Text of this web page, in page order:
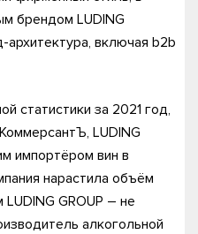
брендом LUDING
включая b2b
статистики за 2021 год,
LUDING
импортёром вин в
нарастила объём
GROUP – не
алкогольной